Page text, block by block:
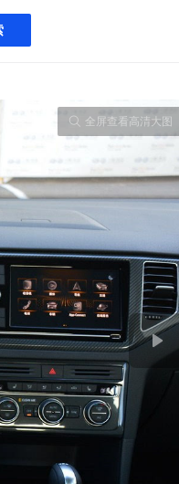
全屏查看高清大图